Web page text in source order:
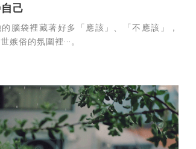
己
腦袋裡藏著好多「應該」、「不應該」，
嫉俗的氛圍裡···。